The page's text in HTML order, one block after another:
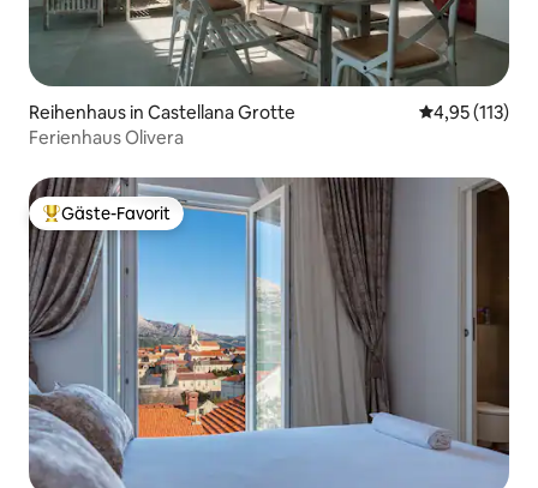
Reihenhaus in Castellana Grotte
4,95 (113)
Ferienhaus Olivera
Beliebter Gäste-Favorit.
Gäste-Favorit